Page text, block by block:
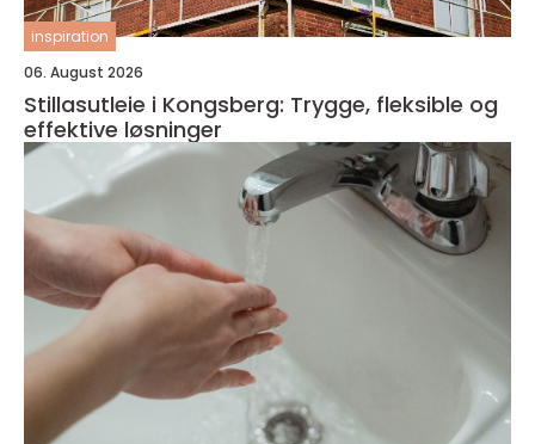
inspiration
06. August 2026
Stillasutleie i Kongsberg: Trygge, fleksible og
effektive løsninger